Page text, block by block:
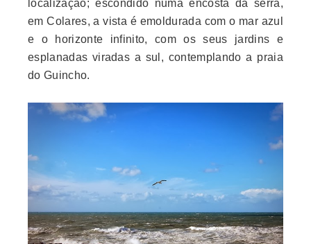
localização; escondido numa encosta da serra,
em Colares, a vista é emoldurada com o mar azul
e o horizonte infinito, com os seus jardins e
esplanadas viradas a sul, contemplando a praia
do Guincho.